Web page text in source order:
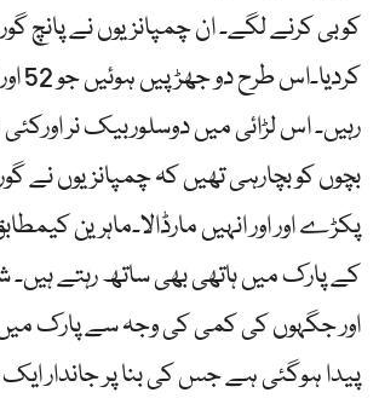
کوبی کرنے لگے۔ ان چمپانزیوں نے پانچ
رہیں۔ اس لڑائی میں دوسلوربیک نر اورکئی
بچوں کو بچارہی تھیں کہ چمپانزیوں نے
پکڑے اور اور انہیں مارڈالا۔ماہرین
کے پارک میں ہاتھی بھی ساتھ رہتے
اور جگہوں کی کمی کی وجہ سے پارک میں
پیدا ہوگئی ہے جس کی بنا پر جاندار